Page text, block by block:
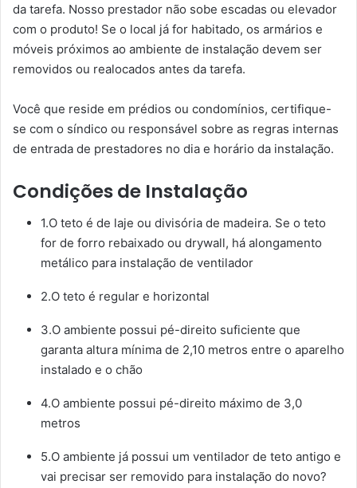
da tarefa. Nosso prestador não sobe escadas ou elevador
com o produto! Se o local já for habitado, os armários e
móveis próximos ao ambiente de instalação devem ser
removidos ou realocados antes da tarefa.
Você que reside em prédios ou condomínios, certifique-
se com o síndico ou responsável sobre as regras internas
de entrada de prestadores no dia e horário da instalação.
Condições de Instalação
1.O teto é de laje ou divisória de madeira. Se o teto
for de forro rebaixado ou drywall, há alongamento
metálico para instalação de ventilador
2.O teto é regular e horizontal
3.O ambiente possui pé-direito suficiente que
garanta altura mínima de 2,10 metros entre o aparelho
instalado e o chão
4.O ambiente possui pé-direito máximo de 3,0
metros
5.O ambiente já possui um ventilador de teto antigo e
vai precisar ser removido para instalação do novo?